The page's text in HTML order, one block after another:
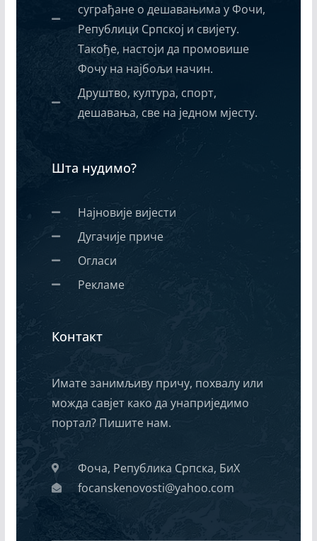
суграђане о дешавањима у Фочи,
Републици Српској и свијету.
Такође, настоји да промовише
Фочу на најбољи начин.
Друштво, култура, спорт,
дешавања, све на једном мјесту.
Шта нудимо?
Најновије вијести
Дугачије приче
Огласи
Рекламе
Контакт
Имате занимљиву причу, похвалу или
можда савјет како да унаприједимо
портал? Пишите нам.
Фоча, Република Српска, БиХ
focanskenovosti@yahoo.com